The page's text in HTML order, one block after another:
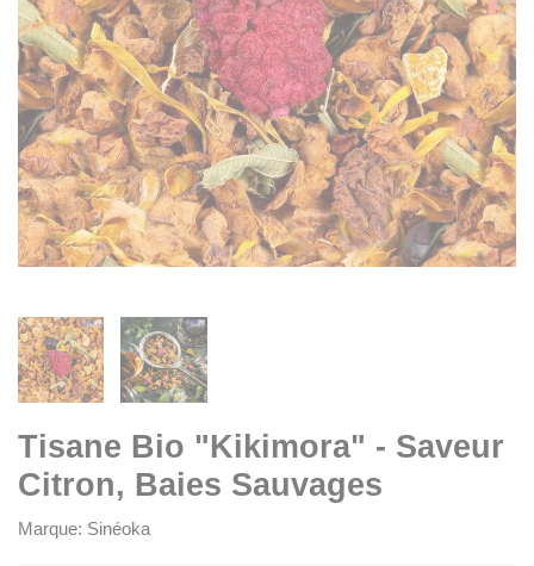
Tisane Bio "Kikimora" - Saveur
Citron, Baies Sauvages
Marque: Sinéoka